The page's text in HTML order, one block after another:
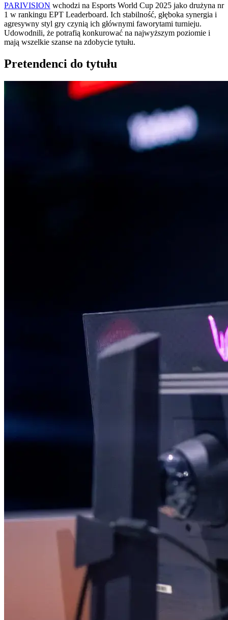
PARIVISION wchodzi na Esports World Cup 2025 jako drużyna nr
1 w rankingu EPT Leaderboard. Ich stabilność, głęboka synergia i
agresywny styl gry czynią ich głównymi faworytami turnieju.
Udowodnili, że potrafią konkurować na najwyższym poziomie i
mają wszelkie szanse na zdobycie tytułu.
Pretendenci do tytułu